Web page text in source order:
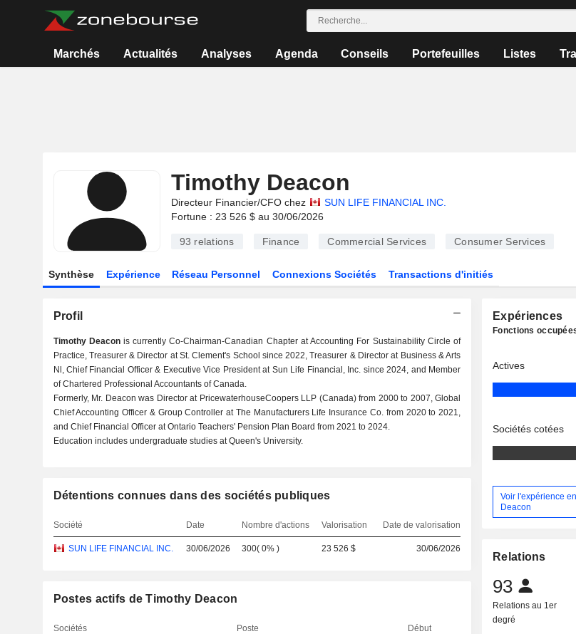
Marchés Actualités Analyses Agenda Conseils Portefeuilles Listes
Timothy Deacon
Directeur Financier/CFO chez
SUN LIFE FINANCIAL INC.
Fortune : 23 526 $ au 30/06/2026
93 relations Finance Commercial Services Consumer Services
Synthèse Expérience Réseau Personnel Connexions Sociétés Transactions d'initiés
Profil
Timothy Deaconis currently Co-Chairman-Canadian Chapter at Accounting For Sustainability Circle of
Practice, Treasurer & Director at St. Clement's School since 2022, Treasurer & Director at Business & Arts
Nl, Chief Financial Officer & Executive Vice President at Sun Life Financial, Inc. since 2024, and Member
of Chartered Professional Accountants of Canada.
Formerly, Mr. Deacon was Director at PricewaterhouseCoopers LLP (Canada) from 2000 to 2007, Global
Chief Accounting Officer & Group Controller at The Manufacturers Life Insurance Co. from 2020 to 2021,
and Chief Financial Officer at Ontario Teachers' Pension Plan Board from 2021 to 2024.
Education includes undergraduate studies at Queen's University.
Détentions connues dans des sociétés publiques
Société Date Nombre d'actions Valorisation Date de valorisation
SUN LIFE FINANCIAL INC. 30/06/2026 300(0% ) 23 526 $ 30/06/2026
Postes actifs de Timothy Deacon
Sociétés Poste Début
Expériences
Fonctions
Actives
Sociétés cotées
Voir l'expérience
Deacon
Relations
93
Relations au 1er
degré